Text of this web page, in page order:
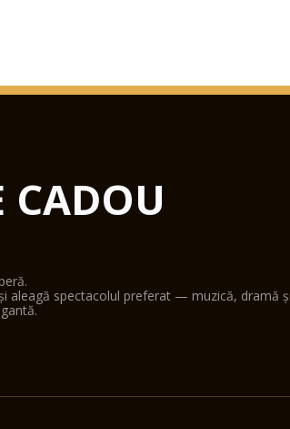
CADOU
aleagă spectacolul preferat — muzică, dramă